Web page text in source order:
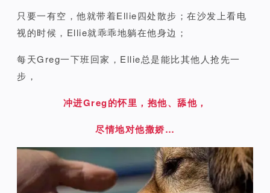
只要一有空，他就带着Ellie四处散步；在沙发上看电
视的时候，Ellie就乖乖地躺在他身边；
每天Greg一下班回家，Ellie总是能比其他人抢先一
步，
冲进Greg的怀里，抱他、舔他，
尽情地对他撒娇…